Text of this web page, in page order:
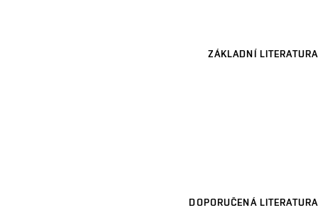
ZÁKLADNÍ LITERATURA
DOPORUČENÁ LITERATURA